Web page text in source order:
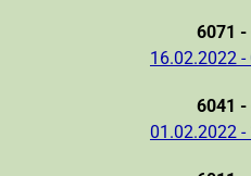
6071 -
16.02.2022
6041 -
01.02.2022